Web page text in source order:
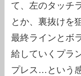
て、左のタッチ
とか、裏抜けを
最終ラインとボ
給していくプラ
プレス…という